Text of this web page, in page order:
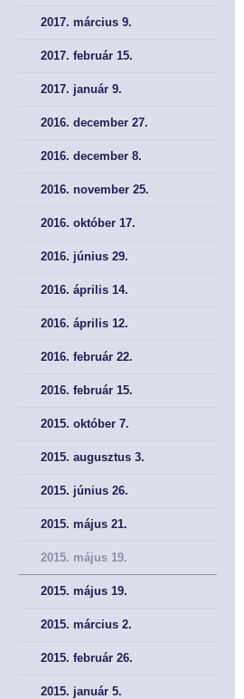
2017. március 9.
2017. február 15.
2017. január 9.
2016. december 27.
2016. december 8.
2016. november 25.
2016. október 17.
2016. június 29.
2016. április 14.
2016. április 12.
2016. február 22.
2016. február 15.
2015. október 7.
2015. augusztus 3.
2015. június 26.
2015. május 21.
2015. május 19.
2015. május 19.
2015. március 2.
2015. február 26.
2015. január 5.